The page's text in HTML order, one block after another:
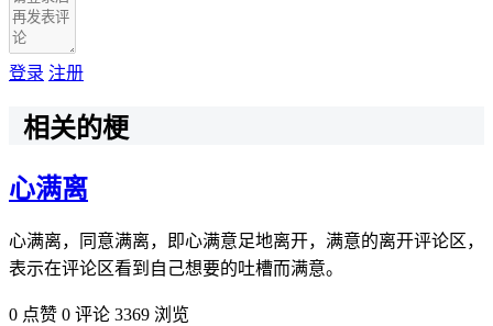
登录 注册
相关的梗
心满离
心满离，同意满离，即心满意足地离开，满意的离开评论区，
表示在评论区看到自己想要的吐槽而满意。
0 点赞 0 评论 3369 浏览